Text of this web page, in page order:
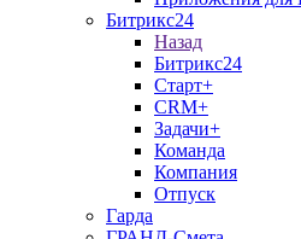
Битрикс24
Назад
Битрикс24
Старт+
CRM+
Задачи+
Команда
Компания
Отпуск
Гарда